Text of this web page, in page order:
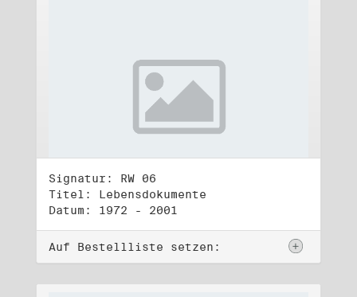
Signatur: RW 06
Titel: Lebensdokumente
Datum: 1972 - 2001
Auf Bestellliste setzen: